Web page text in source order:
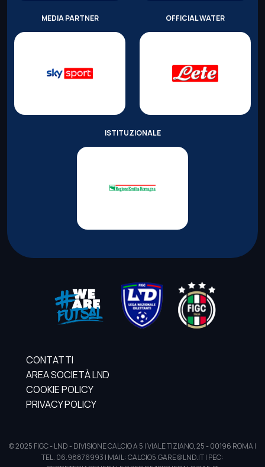
MEDIA PARTNER OFFICIAL WATER
ISTITUZIONALE
CONTATTI
AREA SOCIETÀ LND
COOKIE POLICY
PRIVACY POLICY
© 2025 FIGC - LND - DIVISIONE CALCIO A 5 | VIALE TIZIANO, 25 - 00196 ROMA |
TEL. 06.98876993 | MAIL: CALCIO5.GARE@LND.IT | PEC: